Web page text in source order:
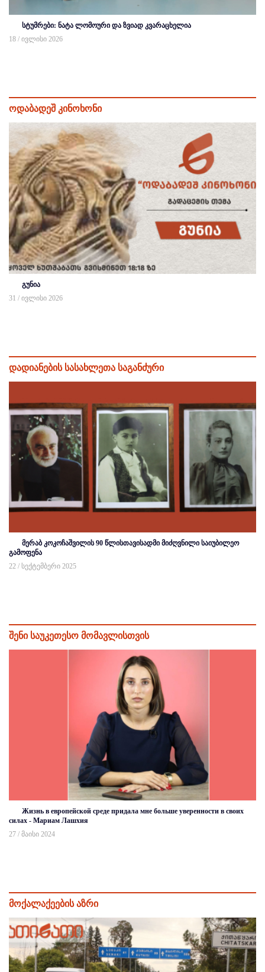
სტუმრები: ნატა ლომოური და ზვიად კვარაცხელია
18 / ივლისი 2026
ოდაბადეშ კინოხონი
გუნია
31 / ივლისი 2026
დადიანების სასახლეთა საგანძური
მერაბ კოკოჩაშვილის 90 წლისთავისადმი მიძღვნილი საიუბილეო
გამოფენა
22 / სექტემბერი 2025
შენი საუკეთესო მომავლისთვის
Жизнь в европейской среде придала мне больше уверенности в своих
силах - Мариам Лашхия
27 / მაისი 2024
მოქალაქეების აზრი